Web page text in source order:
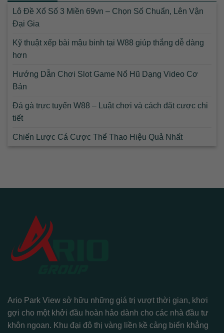
Lô Đề Xổ Số 3 Miền 69vn – Chọn Số Chuẩn, Lên Vận
Đại Gia
Kỹ thuật xếp bài mậu binh tại W88 giúp thắng dễ dàng
hơn
Hướng Dẫn Chơi Slot Game Nổ Hũ Dạng Video Cơ
Bản
Đá gà trực tuyến W88 – Luật chơi và cách đặt cược chi
tiết
Chiến Lược Cá Cược Thể Thao Hiệu Quả Nhất
Ario Park View sở hữu những giá trị vượt thời gian, khơi
gợi cho một khởi đầu hoàn hảo dành cho các nhà đầu tư
khôn ngoan. Khu đại đô thị vàng liền kề cảng biển khẳng